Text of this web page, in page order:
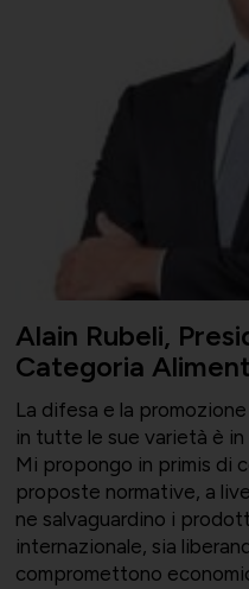
Alain Rubeli,
Categoria
La difesa e la
in tutte le sue varietà è
Mi propongo in primis di
proposte normative, a
ne salvaguardino i
internazionale, sia
compromettono